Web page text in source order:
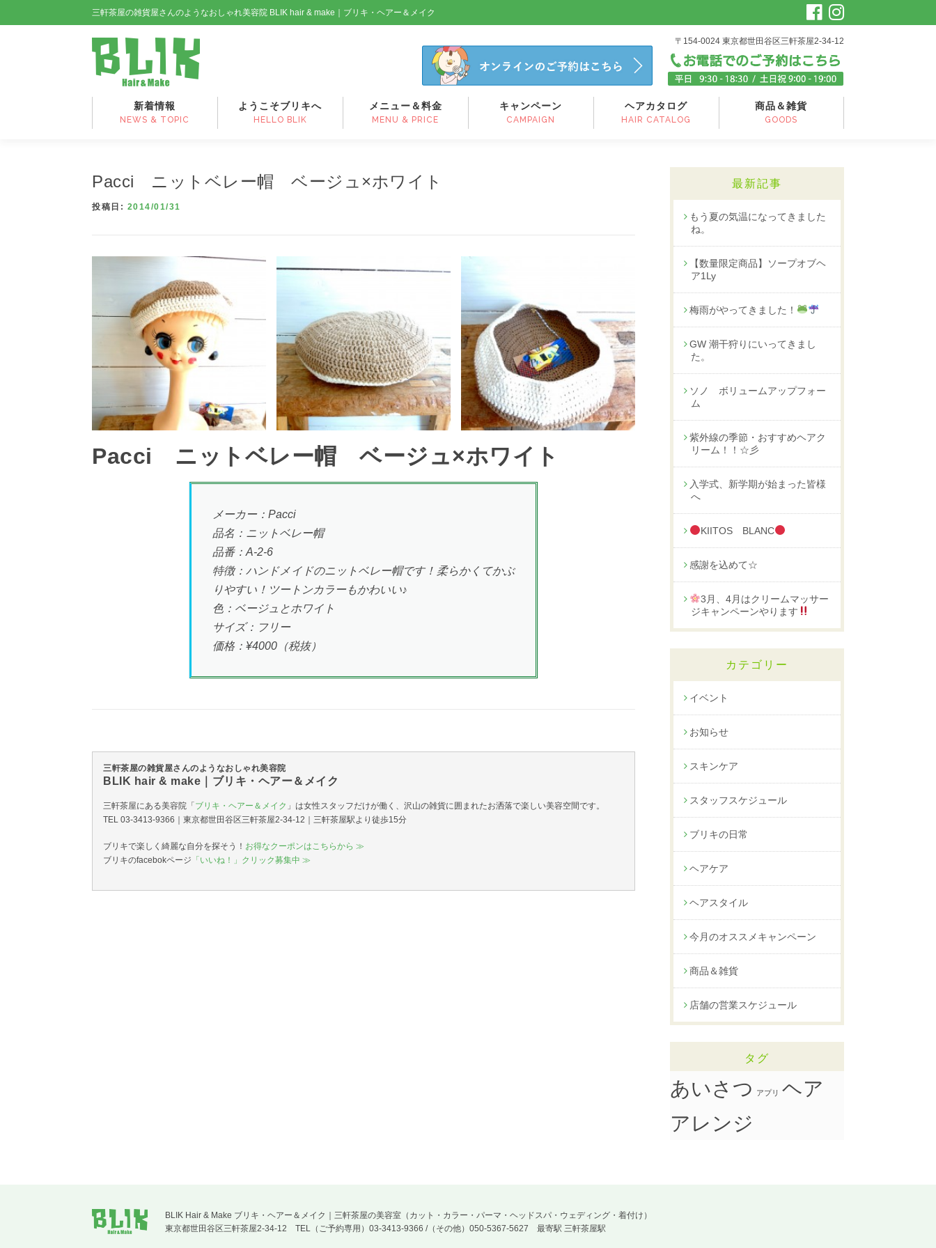
ン
三軒茶屋の雑貨屋さんのようなおしゃれ美容院 BLIK hair & make｜ブリキ・ヘアー＆メイク
〒154-0024 東京都世田谷区三軒茶屋2-34-12
新着情報
NEWS & TOPIC
ようこそブリキへ
HELLO BLIK
メニュー＆料金
MENU & PRICE
キャンペーン
CAMPAIGN
ヘアカタログ
HAIR CATALOG
商品＆雑貨
GOODS
Pacci ニットベレー帽 ベージュ×ホワイト
投稿日: 2014/01/31
Pacci ニットベレー帽 ベージュ×ホワイト
メーカー：Pacci
品名：ニットベレー帽
品番：A-2-6
特徴：ハンドメイドのニットベレー帽です！柔らかくてかぶ
りやすい！ツートンカラーもかわいい♪
色：ベージュとホワイト
サイズ：フリー
価格：¥4000（税抜）
三軒茶屋の雑貨屋さんのようなおしゃれ美容院
BLIK hair & make｜ブリキ・ヘアー＆メイク
三軒茶屋にある美容院「 ブリキ・ヘアー＆メイク 」は女性スタッフだけが働く、沢山の雑貨に囲まれたお洒落で楽しい美容空間です。
TEL 03-3413-9366｜東京都世田谷区三軒茶屋2-34-12｜三軒茶屋駅より徒歩15分
ブリキで楽しく綺麗な自分を探そう！ お得なクーポンはこちらから ≫
ブリキのfacebokページ 「いいね！」クリック募集中 ≫
最新記事
もう夏の気温になってきました
ね。
【数量限定商品】ソープオブヘ
ア1Ly
梅雨がやってきました！
GW 潮干狩りにいってきまし
た。
ソノ ボリュームアップフォー
ム
紫外線の季節・おすすめヘアク
リーム！！☆彡
入学式、新学期が始まった皆様
へ
KIITOS BLANC
感謝を込めて☆
3月、4月はクリームマッサー
ジキャンペーンやります
カテゴリー
イベント
お知らせ
スキンケア
スタッフスケジュール
ブリキの日常
ヘアケア
ヘアスタイル
今月のオススメキャンペーン
商品＆雑貨
店舗の営業スケジュール
タグ
あいさつ アプリ ヘア
アレンジ
BLIK Hair & Make ブリキ・ヘアー＆メイク｜三軒茶屋の美容室（カット・カラー・パーマ・ヘッドスパ・ウェディング・着付け）
東京都世田谷区三軒茶屋2-34-12 TEL（ご予約専用）03-3413-9366 /（その他）050-5367-5627 最寄駅 三軒茶屋駅